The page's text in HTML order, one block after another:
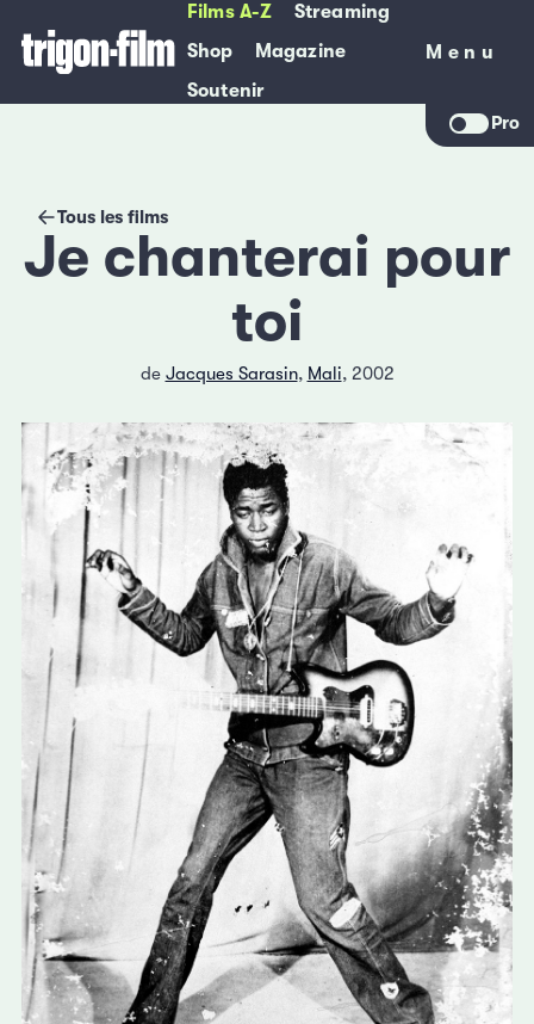
Films A-Z
Streaming
Shop
Magazine
Soutenir
Menu
Menu
Pro
Tous les films
Je chanterai pour
toi
de Jacques Sarasin, Mali, 2002